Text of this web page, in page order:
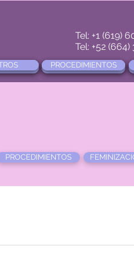
Tel: +1 (619)
Tel: +52
PROCEDIMIENTOS
PROCEDIMIENTOS
PROCEDIMIENTOS
PROCEDIMIENTOS
PROCEDIMIENTOS
PROCEDIMIENTOS